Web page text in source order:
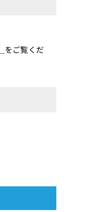
をご覧くだ